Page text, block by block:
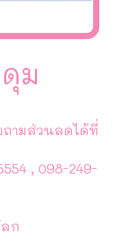
ม
ถามส่วนลดได้ที่
, 098-249-
ก